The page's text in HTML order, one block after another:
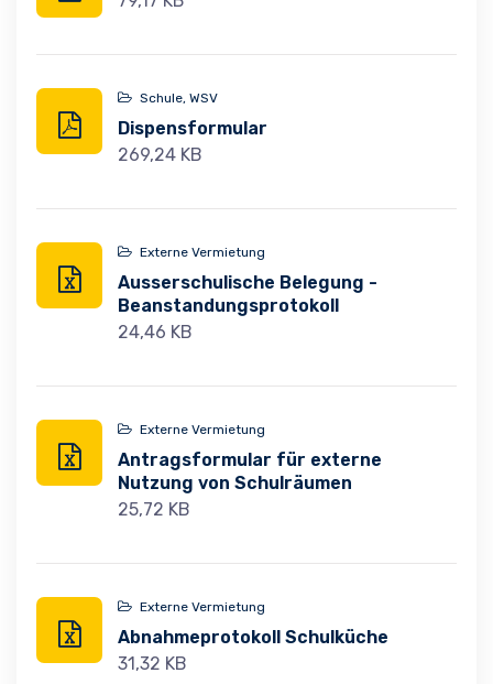
Schule, WSV
Dispensformular
269,24 KB
Externe Vermietung
Ausserschulische Belegung -
Beanstandungsprotokoll
24,46 KB
Externe Vermietung
Antragsformular für externe
Nutzung von Schulräumen
25,72 KB
Externe Vermietung
Abnahmeprotokoll Schulküche
31,32 KB